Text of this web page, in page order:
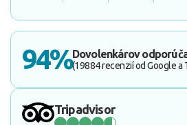
94%Dovolenkárov
(19884 recenzií od Google a
Tripadvisor